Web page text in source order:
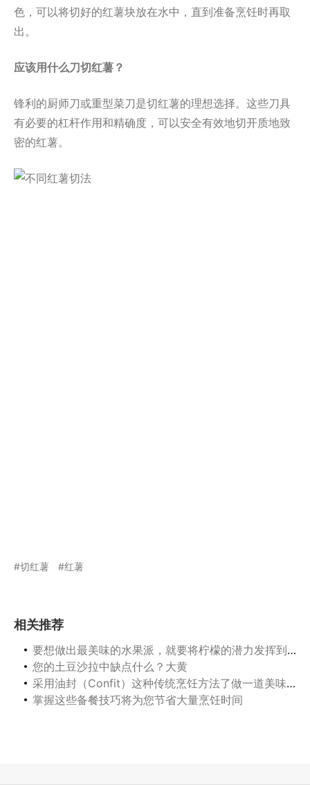
色，可以将切好的红薯块放在水中，直到准备烹饪时再取
出。
应该用什么刀切红薯？
锋利的厨师刀或重型菜刀是切红薯的理想选择。这些刀具
有必要的杠杆作用和精确度，可以安全有效地切开质地致
密的红薯。
切红薯 红薯
相关推荐
要想做出最美味的水果派，就要将柠檬的潜力发挥到极致
您的土豆沙拉中缺点什么？大黄
采用油封（Confit）这种传统烹饪方法了做一道美味的蔬菜
掌握这些备餐技巧将为您节省大量烹饪时间